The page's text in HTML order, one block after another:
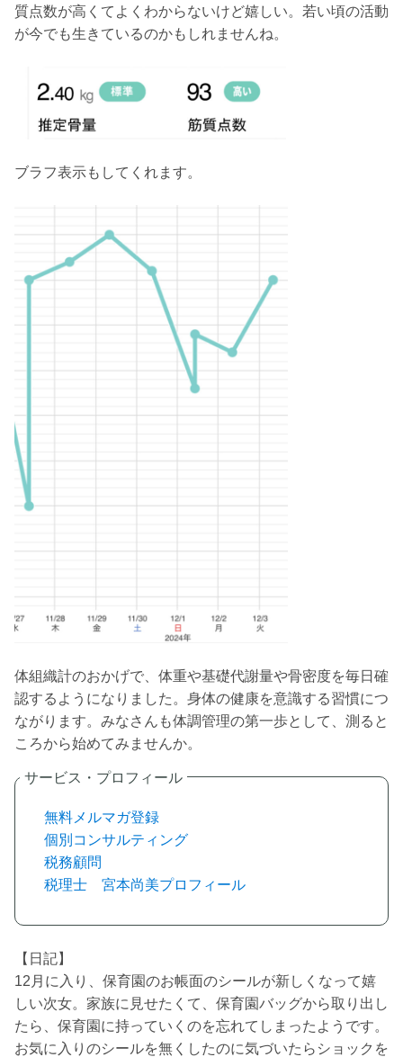
質点数が高くてよくわからないけど嬉しい。若い頃の活動
が今でも生きているのかもしれませんね。
ブラフ表示もしてくれます。
体組織計のおかげで、体重や基礎代謝量や骨密度を毎日確
認するようになりました。身体の健康を意識する習慣につ
ながります。みなさんも体調管理の第一歩として、測ると
ころから始めてみませんか。
無料メルマガ登録
個別コンサルティング
税務顧問
税理士 宮本尚美プロフィール
【日記】
12月に入り、保育園のお帳面のシールが新しくなって嬉
しい次女。家族に見せたくて、保育園バッグから取り出し
たら、保育園に持っていくのを忘れてしまったようです。
お気に入りのシールを無くしたのに気づいたらショックを